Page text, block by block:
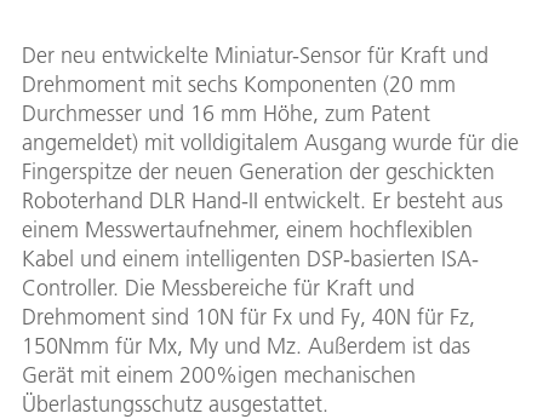
Der neu entwickelte Miniatur-Sensor für Kraft und
Drehmoment mit sechs Komponenten (20 mm
Durchmesser und 16 mm Höhe, zum Patent
angemeldet) mit volldigitalem Ausgang wurde für die
Fingerspitze der neuen Generation der geschickten
Roboterhand DLR Hand-II entwickelt. Er besteht aus
einem Messwertaufnehmer, einem hochflexiblen
Kabel und einem intelligenten DSP-basierten ISA-
Controller. Die Messbereiche für Kraft und
Drehmoment sind 10N für Fx und Fy, 40N für Fz,
150Nmm für Mx, My und Mz. Außerdem ist das
Gerät mit einem 200%igen mechanischen
Überlastungsschutz ausgestattet.